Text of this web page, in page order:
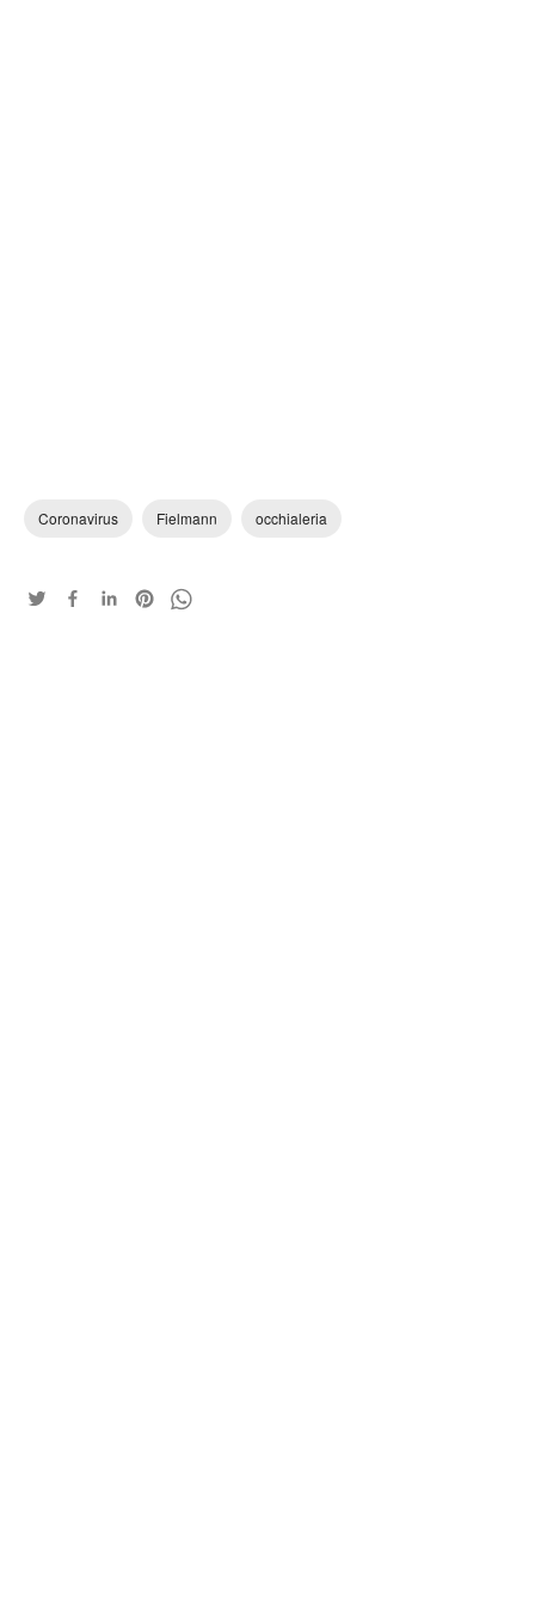
Coronavirus Fielmann occhialeria